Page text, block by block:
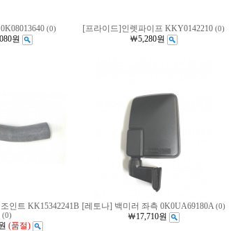
(0)
원
[프라이드]인렛파이프 KKY0142210 (0)
￦5,280원
인트 KK15342241B
(0)
(품절)
[레토나] 백미러 좌측 0K0UA69180A(0)
￦17,710원